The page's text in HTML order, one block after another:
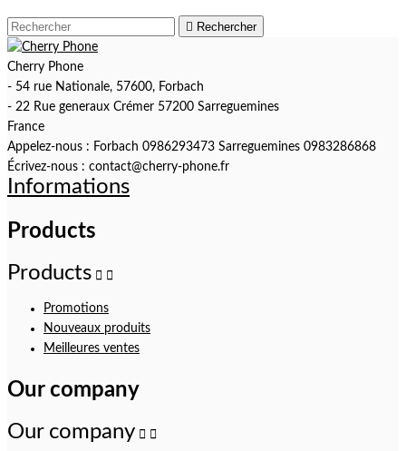
 Rechercher
Cherry Phone
- 54 rue Nationale, 57600, Forbach
- 22 Rue generaux Crémer 57200 Sarreguemines
France
Appelez-nous : Forbach 0986293473 Sarreguemines 0983286868
Écrivez-nous : contact@cherry-phone.fr
Informations
Products
Products  
Promotions
Nouveaux produits
Meilleures ventes
Our company
Our company  